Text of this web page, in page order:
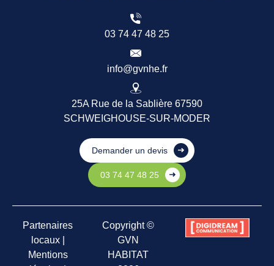
03 74 47 48 25
info@gvnhe.fr
25A Rue de la Sablière 67590
SCHWEIGHOUSE-SUR-MODER
Demander un devis
03 74 47 48 25
Partenaires
locaux|
Mentions
Copyright ©
GVN
HABITAT